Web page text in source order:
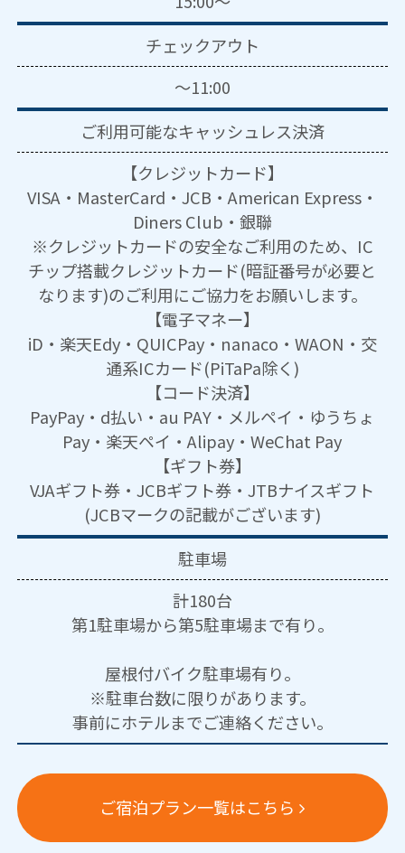
チェックアウト
～11:00
ご利用可能なキャッシュレス決済
【クレジットカード】
VISA・MasterCard・JCB・American Express・
Diners Club・銀聯
※クレジットカードの安全なご利用のため、IC
チップ搭載クレジットカード(暗証番号が必要と
なります)のご利用にご協力をお願いします。
【電子マネー】
iD・楽天Edy・QUICPay・nanaco・WAON・交
通系ICカード(PiTaPa除く)
【コード決済】
PayPay・d払い・au PAY・メルペイ・ゆうちょ
Pay・楽天ペイ・Alipay・WeChat Pay
【ギフト券】
VJAギフト券・JCBギフト券・JTBナイスギフト
(JCBマークの記載がございます)
駐車場
計180台
第1駐車場から第5駐車場まで有り。
屋根付バイク駐車場有り。
※駐車台数に限りがあります。
事前にホテルまでご連絡ください。
ご宿泊プラン一覧はこちら